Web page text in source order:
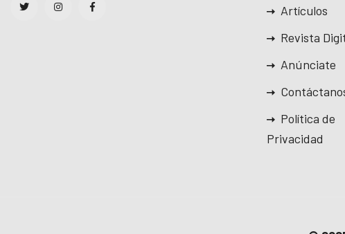
Artículos
Revista
Anúnciate
Política de
Privacidad